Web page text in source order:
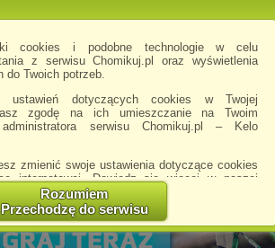
cookies i podobne technologie w celu
z serwisu Chomikuj.pl oraz wyświetlenia
do Twoich potrzeb.
dotyczących cookies w Twojej
zgodę na ich umieszczanie na Twoim
serwisu Chomikuj.pl – Kelo
zmienić swoje ustawienia dotyczące cookies
internetowej. Dowiedz się więcej w naszej
http://chomikuj.pl/PolitykaPrywatnosci.aspx
że zmiana ustawień przeglądarki może
korzystania ze strony Chomikuj.pl.
Rozumiem
Przechodzę do serwisu